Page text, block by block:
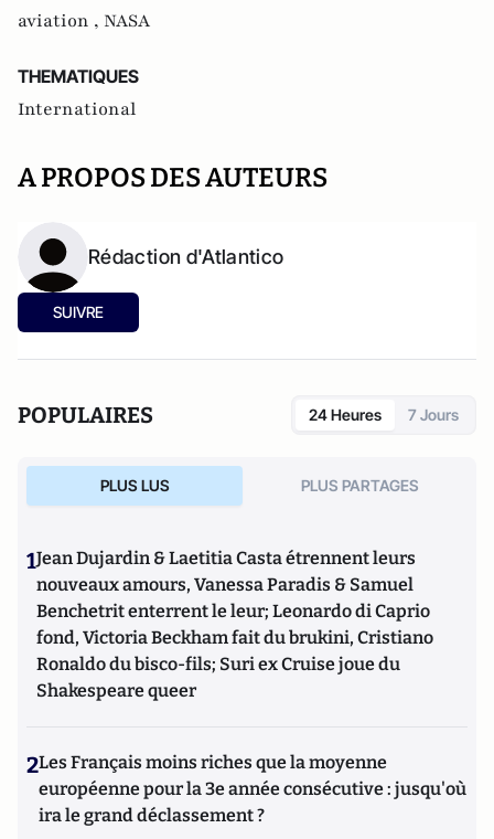
aviation , NASA
THEMATIQUES
International
A PROPOS DES AUTEURS
Rédaction d'Atlantico
SUIVRE
POPULAIRES 24 Heures 7 Jours
PLUS LUS PLUS PARTAGES
1Jean Dujardin & Laetitia Casta étrennent leurs
nouveaux amours, Vanessa Paradis & Samuel
Benchetrit enterrent le leur; Leonardo di Caprio
fond, Victoria Beckham fait du brukini, Cristiano
Ronaldo du bisco-fils; Suri ex Cruise joue du
Shakespeare queer
2Les Français moins riches que la moyenne
européenne pour la 3e année consécutive : jusqu'où
ira le grand déclassement ?